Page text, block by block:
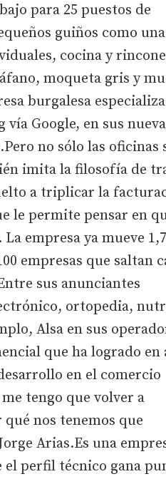
para 25 puestos de
guiños como una
cocina y
moqueta gris y
burgalesa
Google, en sus
no sólo las oficinas
imita la filosofía de
a triplicar la
le permite pensar en
empresa ya mueve 1,7
empresas que saltan
sus anunciantes
ortopedia,
Alsa en sus
que ha logrado en
en el comercio
tengo que volver a
qué nos tenemos que
Arias.Es una
el perfil técnico gana